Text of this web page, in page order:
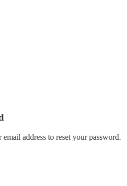
email address to reset your password.